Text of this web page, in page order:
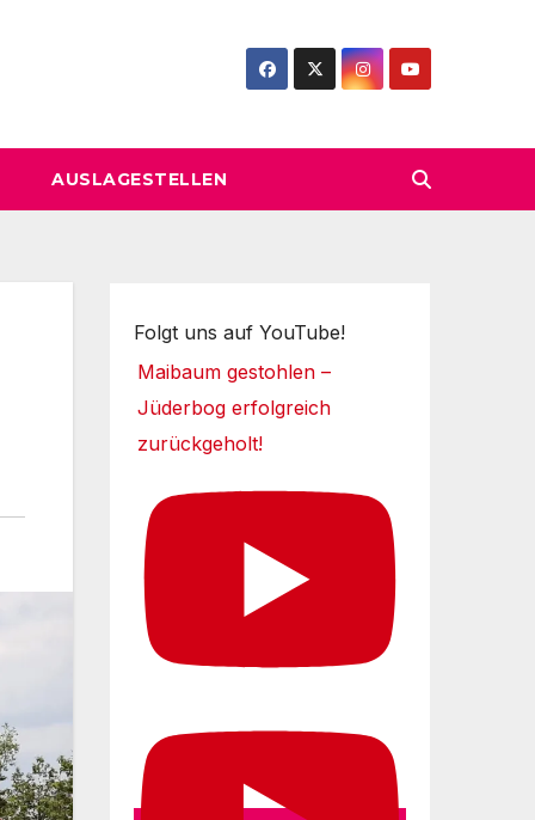
AUSLAGESTELLEN
Folgt uns auf YouTube!
Maibaum gestohlen –
Jüderbog erfolgreich
zurückgeholt!